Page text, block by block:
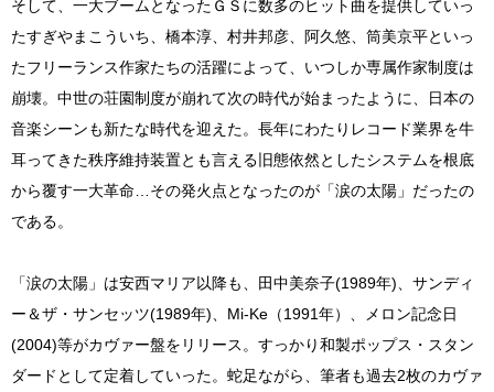
そして、一大ブームとなったＧＳに数多のヒット曲を提供していっ
たすぎやまこういち、橋本淳、村井邦彦、阿久悠、筒美京平といっ
たフリーランス作家たちの活躍によって、いつしか専属作家制度は
崩壊。中世の荘園制度が崩れて次の時代が始まったように、日本の
音楽シーンも新たな時代を迎えた。長年にわたりレコード業界を牛
耳ってきた秩序維持装置とも言える旧態依然としたシステムを根底
から覆す一大革命…その発火点となったのが「涙の太陽」だったの
である。
「涙の太陽」は安西マリア以降も、田中美奈子(1989年)、サンディ
ー＆ザ・サンセッツ(1989年)、Mi-Ke（1991年）、メロン記念日
(2004)等がカヴァー盤をリリース。すっかり和製ポップス・スタン
ダードとして定着していった。蛇足ながら、筆者も過去2枚のカヴァ